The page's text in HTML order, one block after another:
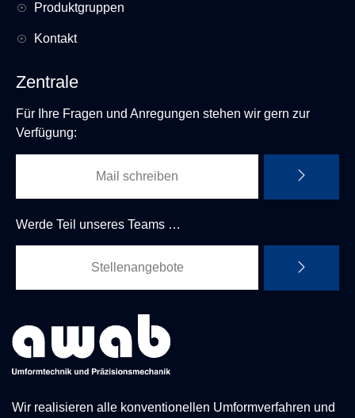
Wir realisieren alle konventionellen Umformverfahren und
Produktgruppen
Kontakt
Zentrale
Für Ihre Fragen und Anregungen stehen wir gern zur
Verfügung:
Mail schreiben
Werde Teil unseres Teams …
Stellenangebote